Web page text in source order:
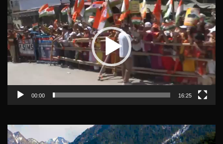
Player
00:00 16:25
Video